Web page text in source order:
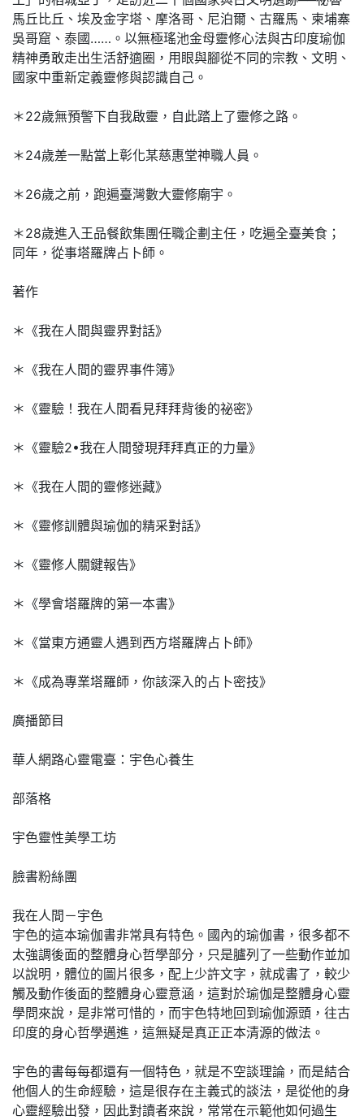
馬丘比丘、埃及金字塔、摩洛哥、尼泊爾、古羅馬、柬埔寨
吳哥窟、泰國……。以無極瑤池金母靈修心法與古印度瑜伽
精神勇敢走出生活舒適圈，用眼與腳從不同的宗教、文明、
國家中重新定義靈修與認識自己。
＊22歲無預警下自我啟靈，自此踏上了靈修之路。
＊24歲差一點當上彰化某慈惠堂神職人員。
＊26歲之前，跑遍臺灣數大靈修廟宇。
＊28歲進入王品餐飲集團任職企劃主任，吃遍全臺美食；
同年，從事塔羅牌占卜師。
著作
＊《我在人間與靈界對話》
＊《我在人間的靈界事件簿》
＊《靈驗！我在人間看見拜拜背後的祕密》
＊《靈驗2•我在人間發現拜拜真正的力量》
＊《我在人間的靈修迷藏》
＊《靈修訓體與瑜伽的精采對話》
＊《靈修人關鍵報告》
＊《學會塔羅牌的第一本書》
＊《當東方通靈人遇到西方塔羅牌占卜師》
＊《成為專業塔羅師，你該深入的占卜密技》
廣播節目
華人網路心靈電臺：宇色心養生
部落格
宇色靈性美學工坊
臉書粉絲團
我在人間－宇色
宇色的這本瑜伽書非常具有特色。國內的瑜伽書，很多都不
太強調後面的整體身心哲學部分，只是臚列了一些動作並加
以說明，體位的圖片很多，配上少許文字，就成書了，較少
觸及動作後面的整體身心靈意涵，這對於瑜伽是整體身心靈
學問來說，是非常可惜的，而宇色特地回到瑜伽源頭，往古
印度的身心哲學邁進，這無疑是真正正本清源的做法。
宇色的書每每都還有一個特色，就是不空談理論，而是結合
他個人的生命經驗，這是很存在主義式的談法，是從他的身
心靈經驗出發，因此對讀者來說，常常在示範他如何過生